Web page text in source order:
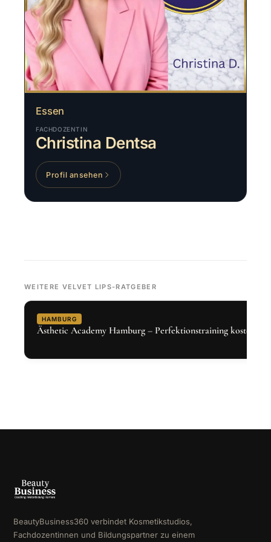
Essen
FACHDOZENTIN
Christina Dentsa
Profil ansehen
WEITERE VELVET LIPS-RATGEBER
HAMBURG
Ästhetic Academy Hamburg – Perfektionstraining kostenlos
BeautyBusiness360 verbindet Kosmetikstudios,
Fachdozentinnen und Bildungspartner zu einem